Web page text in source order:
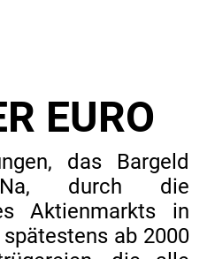
EURO
das Bargeld
Na, durch die
Aktienmarkts in
ab 2000